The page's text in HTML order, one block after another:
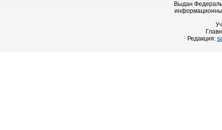
Выдан
Редакция: